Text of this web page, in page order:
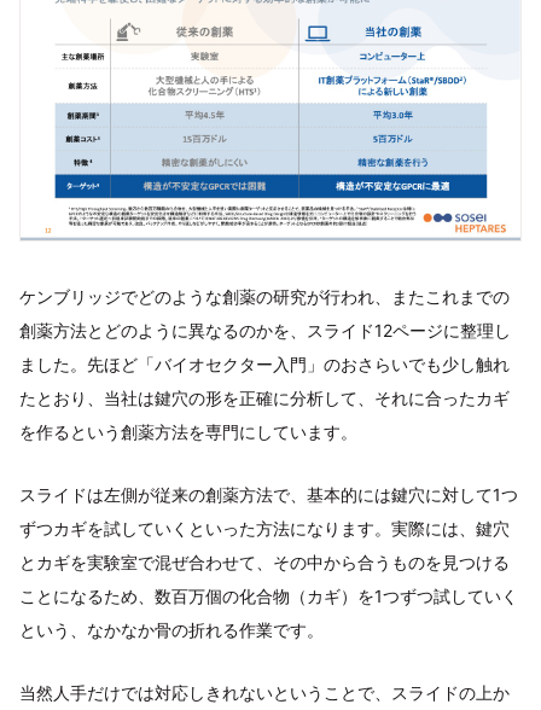
ケンブリッジでどのような創薬の研究が行われ、またこれまでの
創薬方法とどのように異なるのかを、スライド12ページに整理し
ました。先ほど「バイオセクター入門」のおさらいでも少し触れ
たとおり、当社は鍵穴の形を正確に分析して、それに合ったカギ
を作るという創薬方法を専門にしています。
スライドは左側が従来の創薬方法で、基本的には鍵穴に対して1つ
ずつカギを試していくといった方法になります。実際には、鍵穴
とカギを実験室で混ぜ合わせて、その中から合うものを見つける
ことになるため、数百万個の化合物（カギ）を1つずつ試していく
という、なかなか骨の折れる作業です。
当然人手だけでは対応しきれないということで、スライドの上か